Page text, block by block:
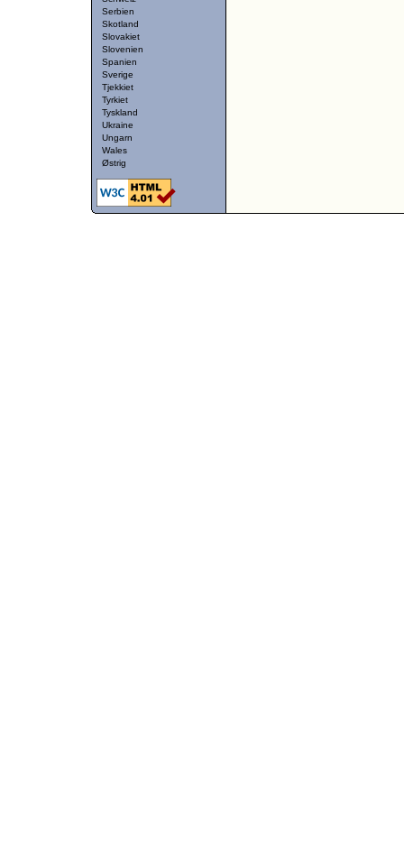
Serbien
Skotland
Slovakiet
Slovenien
Spanien
Sverige
Tjekkiet
Tyrkiet
Tyskland
Ukraine
Ungarn
Wales
Østrig